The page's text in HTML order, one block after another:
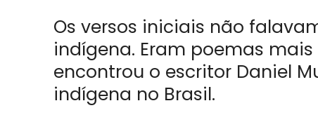
Os versos iniciais não
indígena. Eram poemas
encontrou o escritor Daniel
indígena no Brasil.